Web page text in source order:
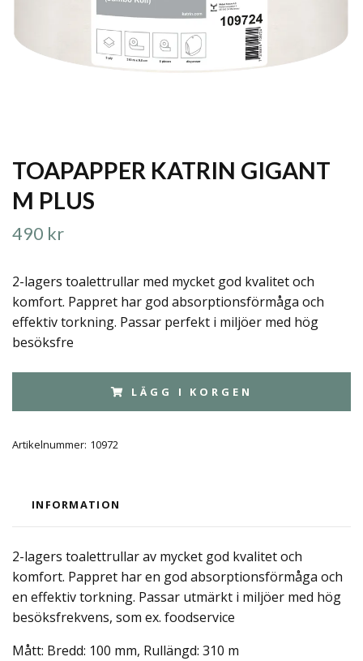
TOAPAPPER KATRIN GIGANT
M PLUS
490 kr
2-lagers toalettrullar med mycket god kvalitet och
komfort. Pappret har god absorptionsförmåga och
effektiv torkning. Passar perfekt i miljöer med hög
besöksfre
LÄGG I KORGEN
Artikelnummer: 10972
INFORMATION
2-lagers toalettrullar av mycket god kvalitet och
komfort. Pappret har en god absorptionsförmåga och
en effektiv torkning. Passar utmärkt i miljöer med hög
besöksfrekvens, som ex. foodservice
Mått: Bredd: 100 mm, Rullängd: 310 m